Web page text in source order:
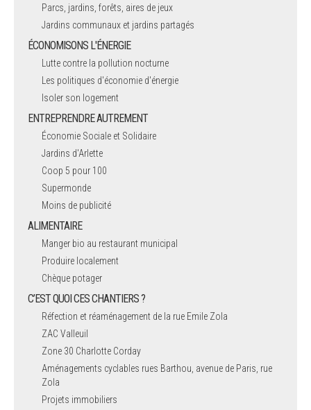
Parcs, jardins, forêts, aires de jeux
Jardins communaux et jardins partagés
ÉCONOMISONS L'ÉNERGIE
Lutte contre la pollution nocturne
Les politiques d'économie d'énergie
Isoler son logement
ENTREPRENDRE AUTREMENT
Économie Sociale et Solidaire
Jardins d'Arlette
Coop 5 pour 100
Supermonde
Moins de publicité
ALIMENTAIRE
Manger bio au restaurant municipal
Produire localement
Chèque potager
C’EST QUOI CES CHANTIERS ?
Réfection et réaménagement de la rue Emile Zola
ZAC Valleuil
Zone 30 Charlotte Corday
Aménagements cyclables rues Barthou, avenue de Paris, rue
Zola
Projets immobiliers